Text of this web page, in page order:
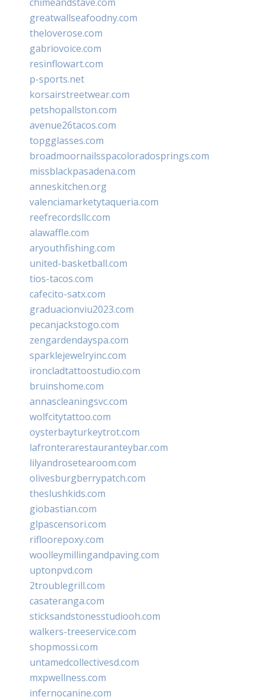
greatwallseafoodny.com
theloverose.com
gabriovoice.com
resinflowart.com
p-sports.net
korsairstreetwear.com
petshopallston.com
avenue26tacos.com
topgglasses.com
broadmoornailsspacoloradosprings.com
missblackpasadena.com
anneskitchen.org
valenciamarketytaqueria.com
reefrecordsllc.com
alawaffle.com
aryouthfishing.com
united-basketball.com
tios-tacos.com
cafecito-satx.com
graduacionviu2023.com
pecanjackstogo.com
zengardendayspa.com
sparklejewelryinc.com
ironcladtattoostudio.com
bruinshome.com
annascleaningsvc.com
wolfcitytattoo.com
oysterbayturkeytrot.com
lafronterarestauranteybar.com
lilyandrosetearoom.com
olivesburgberrypatch.com
theslushkids.com
giobastian.com
glpascensori.com
rifloorepoxy.com
woolleymillingandpaving.com
uptonpvd.com
2troublegrill.com
casateranga.com
sticksandstonesstudiooh.com
walkers-treeservice.com
shopmossi.com
untamedcollectivesd.com
mxpwellness.com
infernocanine.com